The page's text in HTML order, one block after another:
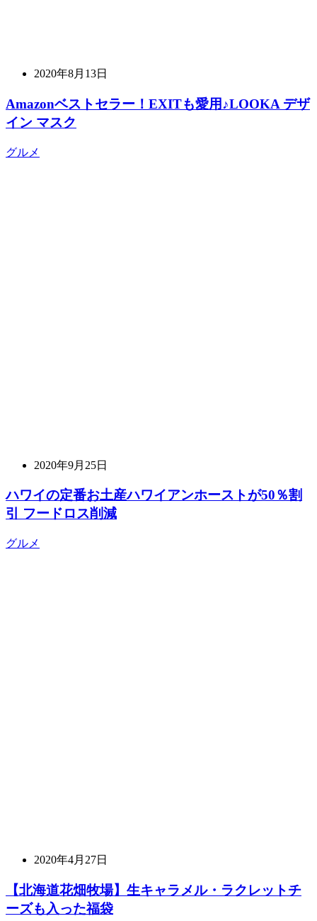
2020年8月13日
Amazonベストセラー！EXITも愛用♪LOOKA デザ
イン マスク
グルメ
2020年9月25日
ハワイの定番お土産ハワイアンホーストが50％割
引 フードロス削減
グルメ
2020年4月27日
【北海道花畑牧場】生キャラメル・ラクレットチ
ーズも入った福袋